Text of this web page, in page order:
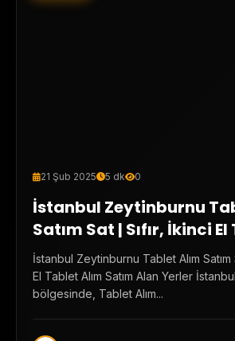
21 Şub 2025 5 dk 0
İstanbul Zeytinburnu
Satım Sat | Sıfır, İkinci
Alım Satım Alan Yerler
İstanbul Zeytinburnu Tablet Alım Satım
El Tablet Alım Satım Alan Yerler
bölgesinde, Tablet Alım...